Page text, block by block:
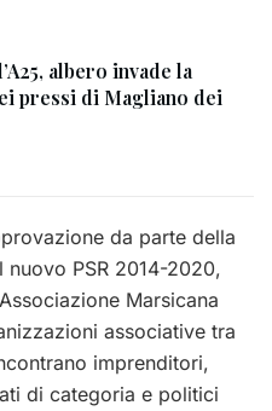
albero invade la
pressi di Magliano dei
da parte della
nuovo PSR 2014-2020,
Marsicana
associative tra
imprenditori,
di categoria e politici